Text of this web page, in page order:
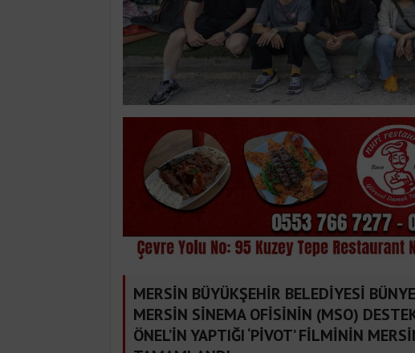
MERSİN BÜYÜKŞEHİR BELEDİYESİ
MERSİN SİNEMA OFİSİNİN (MSO)
ÖNEL’İN YAPTIĞI ‘PİVOT’ FİLMİNİN